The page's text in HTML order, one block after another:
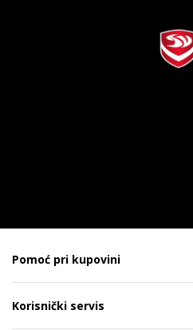
Pomoć pri kupovini
Korisnički servis